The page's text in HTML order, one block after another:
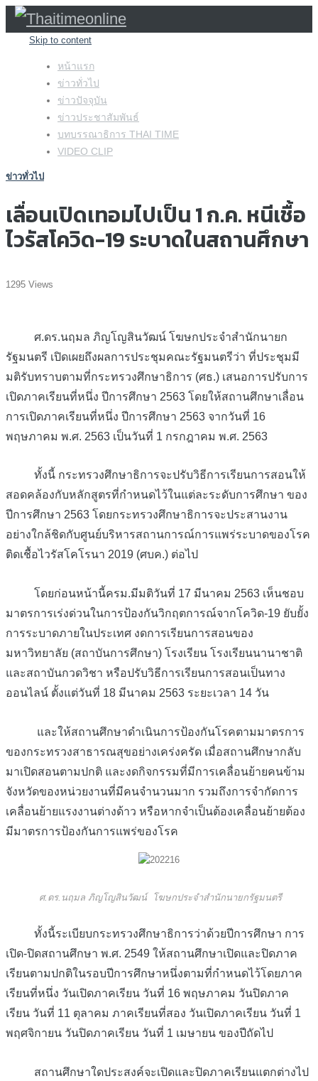
Skip to content
หน้าแรก
ข่าวทั่วไป
ข่าวปัจจุบัน
ข่าวประชาสัมพันธ์
บทบรรณาธิการ THAI TIME
VIDEO CLIP
ข่าวทั่วไป
เลื่อนเปิดเทอมไปเป็น 1 ก.ค. หนีเชื้อ
ไวรัสโควิด-19 ระบาดในสถานศึกษา
1295 Views
ศ.ดร.นฤมล ภิญโญสินวัฒน์ โฆษกประจำสำนักนายก
รัฐมนตรี เปิดเผยถึงผลการประชุมคณะรัฐมนตรีว่า ที่ประชุมมี
มติรับทราบตามที่กระทรวงศึกษาธิการ (ศธ.) เสนอการปรับการ
เปิดภาคเรียนที่หนึ่ง ปีการศึกษา 2563 โดยให้สถานศึกษาเลื่อน
การเปิดภาคเรียนที่หนึ่ง ปีการศึกษา 2563 จากวันที่ 16
พฤษภาคม พ.ศ. 2563 เป็นวันที่ 1 กรกฎาคม พ.ศ. 2563
ทั้งนี้ กระทรวงศึกษาธิการจะปรับวิธีการเรียนการสอนให้
สอดคล้องกับหลักสูตรที่กำหนดไว้ในแต่ละระดับการศึกษา ของ
ปีการศึกษา 2563 โดยกระทรวงศึกษาธิการจะประสานงาน
อย่างใกล้ชิดกับศูนย์บริหารสถานการณ์การแพร่ระบาดของโรค
ติดเชื้อไวรัสโคโรนา 2019 (ศบค.) ต่อไป
โดยก่อนหน้านี้ครม.มีมติวันที่ 17 มีนาคม 2563 เห็นชอบ
มาตรการเร่งด่วนในการป้องกันวิกฤตการณ์จากโควิด-19 ยับยั้ง
การระบาดภายในประเทศ งดการเรียนการสอนของ
มหาวิทยาลัย (สถาบันการศึกษา) โรงเรียน โรงเรียนนานาชาติ
และสถาบันกวดวิชา หรือปรับวิธีการเรียนการสอนเป็นทาง
ออนไลน์ ตั้งแต่วันที่ 18 มีนาคม 2563 ระยะเวลา 14 วัน
และให้สถานศึกษาดำเนินการป้องกันโรคตามมาตรการ
ของกระทรวงสาธารณสุขอย่างเคร่งครัด เมื่อสถานศึกษากลับ
มาเปิดสอนตามปกติ และงดกิจกรรมที่มีการเคลื่อนย้ายคนข้าม
จังหวัดของหน่วยงานที่มีคนจำนวนมาก รวมถึงการจำกัดการ
เคลื่อนย้ายแรงงานต่างด้าว หรือหากจำเป็นต้องเคลื่อนย้ายต้อง
มีมาตรการป้องกันการแพร่ของโรค
ศ.ดร.นฤมล ภิญโญสินวัฒน์ โฆษกประจำสำนักนายกรัฐมนตรี
ทั้งนี้ระเบียบกระทรวงศึกษาธิการว่าด้วยปีการศึกษา การ
เปิด-ปิดสถานศึกษา พ.ศ. 2549 ให้สถานศึกษาเปิดและปิดภาค
เรียนตามปกติในรอบปีการศึกษาหนึ่งตามที่กำหนดไว้โดยภาค
เรียนที่หนึ่ง วันเปิดภาคเรียน วันที่ 16 พฤษภาคม วันปิดภาค
เรียน วันที่ 11 ตุลาคม ภาคเรียนที่สอง วันเปิดภาคเรียน วันที่ 1
พฤศจิกายน วันปิดภาคเรียน วันที่ 1 เมษายน ของปีถัดไป
สถานศึกษาใดประสงค์จะเปิดและปิดภาคเรียนแตกต่างไป